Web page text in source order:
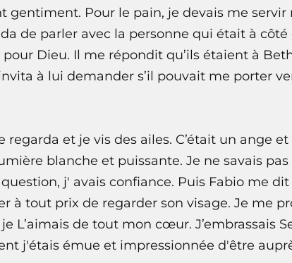
gentiment. Pour le pain, je devais me
de parler avec la personne qui était à
Dieu. Il me répondit qu’ils étaient à
à lui demander s’il pouvait me porter
regarda et je vis des ailes. C’était un ange
blanche et puissante. Je ne savais pas
j' avais confiance. Puis Fabio me
à tout prix de regarder son visage. Je me
L’aimais de tout mon cœur. J’embrassais
j'étais émue et impressionnée d'être